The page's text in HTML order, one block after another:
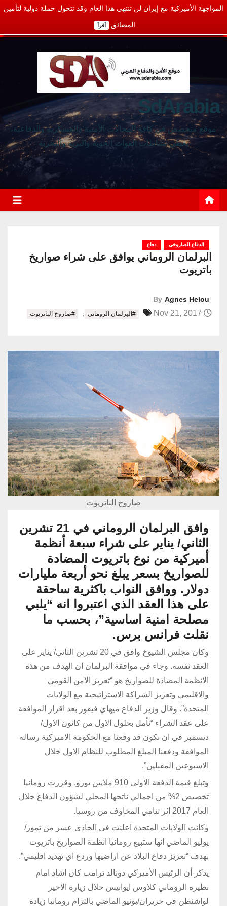
المواجهة الأميركية مع إيران لن تنتهي هذا العام وقد تتحول حملة دولية لتأمين
المضائق أقرأ
SdArabia
موقع متخصص في كافة المجالات الأمنية والعسكرية والدفاعية،
يغطي نشاطات القوات الجوية والبرية والبحرية
الدفاع الصاروخي دفاع
البرلمان الروماني يوافق على شراء صواريخ
باتريوت
By Agnes Helou
#البرلمان الروماني , #صاروخ الباتريوت
صاروخ الباتريوت
وافق البرلمان الروماني في 21 تشرين
الثاني/ يناير على شراء سبعة أنظمة
أميركية من نوع باتريوت المضادة
للصواريخ بسعر يبلغ نحو أربعة مليارات
دولار. ووافق النواب باكثرية ساحقة
على هذا العقد الذي اعتبروا انه “يلبي
مصلحة امنية اساسية”، بحسب ما
نقلت فرانس برس.
وكان مجلس الشيوخ وافق في 20 تشرين الثاني/ يناير على
العقد نفسه. وجاء في موافقة البرلمان ان الهدف من هذه
الانظمة المضادة للصواريخ هو “تعزيز الامن القومي
والاقليمي وتعزيز الشراكة الاستراتيجية مع الولايات
المتحدة”. وقال وزير الدفاع ميهاي فيفور بعد اقرار الموافقة
على عقد الشراء “نأمل بحلول الاول من كانون الاول/
ديسمبر في ان نكون قد وقعنا مع الحكومة الاميركية رسالة
الموافقة ودفعنا المبلغ المطلوب للنظام الاول خلال
الاسبوعين المقبلين”.
وتبلغ قيمة الدفعة الاولى 910 ملايين يورو. وقررت رومانيا
تخصيص 2% من اجمالي ناتجها المحلي لشؤون الدفاع خلال
العام 2017 اثر تنامي المخاوف من روسيا.
وكانت الولايات المتحدة اعلنت في الحادي عشر من تموز/
يوليو الماضي انها ستبيع رومانيا انظمة الصواريخ باتريوت
بهدف “تعزيز دفاع البلاد عن اراضيها وردع اي تهديد اقليمي”.
يذكر أن الرئيس الأميركي دونالد ترامب كان اشاد امام
نظيره الروماني كلاوس ايوانيس خلال زيارة الاخير
لواشنطن في حزيران/يونيو الماضي بالتزام رومانيا زيادة